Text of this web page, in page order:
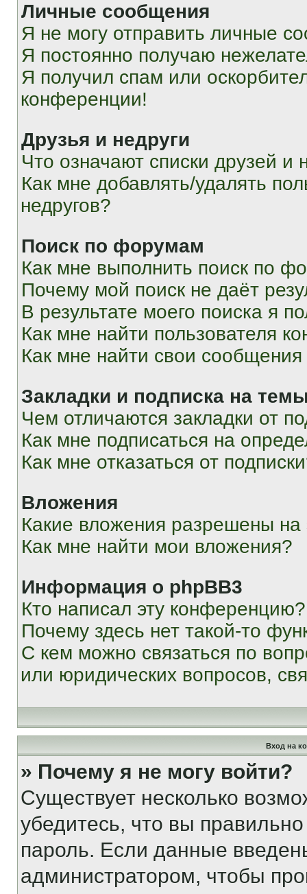
Личные сообщения
Я не могу отправить личные
Я постоянно получаю
Я получил спам или
конференции!
Друзья и недруги
Что означают списки друзей и
Как мне добавлять/удалять
недругов?
Поиск по форумам
Как мне выполнить поиск по
Почему мой поиск не даёт
В результате моего поиска я
Как мне найти пользователя
Как мне найти свои
Закладки и подписка на
Чем отличаются закладки от
Как мне подписаться на
Как мне отказаться от
Вложения
Какие вложения разрешены
Как мне найти мои вложения?
Информация о phpBB3
Кто написал эту конференцию?
Почему здесь нет такой-то
С кем можно связаться по
или юридических вопросов,
Вход на
» Почему я не могу войти?
Существует несколько
убедитесь, что вы
пароль. Если данные
администратором, чтобы